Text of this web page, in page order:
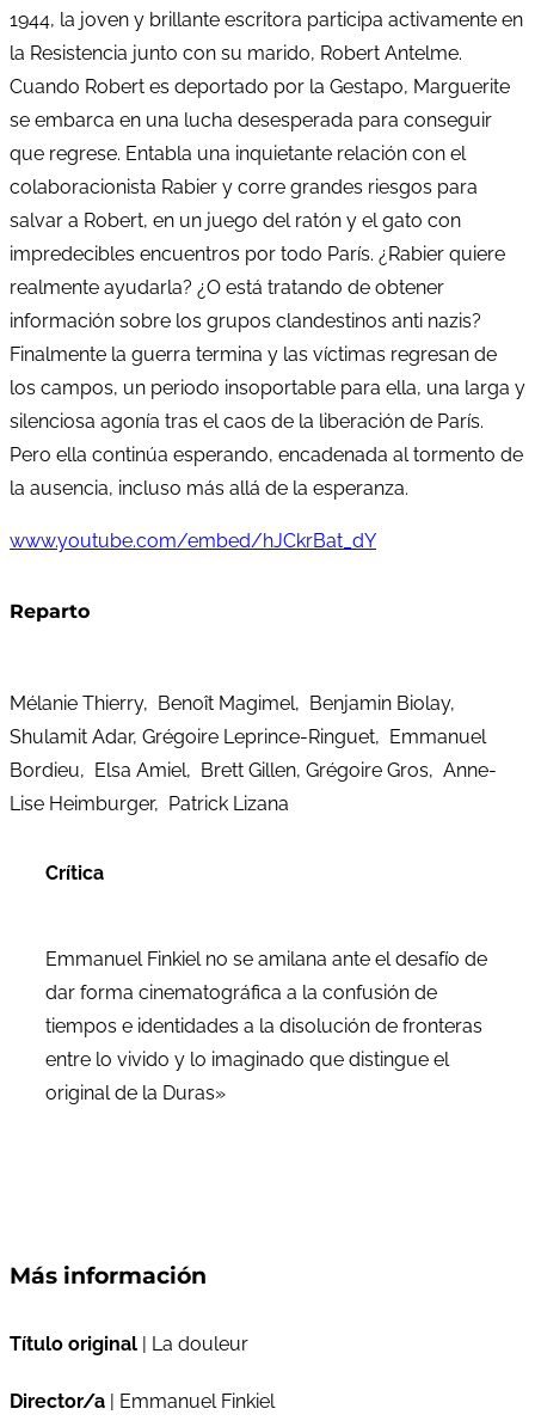
1944, la joven y brillante escritora participa activamente en
la Resistencia junto con su marido, Robert Antelme.
Cuando Robert es deportado por la Gestapo, Marguerite
se embarca en una lucha desesperada para conseguir
que regrese. Entabla una inquietante relación con el
colaboracionista Rabier y corre grandes riesgos para
salvar a Robert, en un juego del ratón y el gato con
impredecibles encuentros por todo París. ¿Rabier quiere
realmente ayudarla? ¿O está tratando de obtener
información sobre los grupos clandestinos anti nazis?
Finalmente la guerra termina y las víctimas regresan de
los campos, un periodo insoportable para ella, una larga y
silenciosa agonía tras el caos de la liberación de París.
Pero ella continúa esperando, encadenada al tormento de
la ausencia, incluso más allá de la esperanza.
www.youtube.com/embed/hJCkrBat_dY
Reparto
Mélanie Thierry, Benoît Magimel, Benjamin Biolay,
Shulamit Adar, Grégoire Leprince-Ringuet, Emmanuel
Bordieu, Elsa Amiel, Brett Gillen, Grégoire Gros, Anne-
Lise Heimburger, Patrick Lizana
Crítica
Emmanuel Finkiel no se amilana ante el desafío de
dar forma cinematográfica a la confusión de
tiempos e identidades a la disolución de fronteras
entre lo vivido y lo imaginado que distingue el
original de la Duras»
Más información
Título original | La douleur
Director/a | Emmanuel Finkiel